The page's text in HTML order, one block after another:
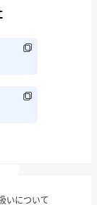
いについて